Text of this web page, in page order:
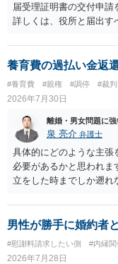
届受理証明書の交付申請
詳しくは、役所と届出す
養育費の過払い金返
#養育費 #親権 #調停 #裁判
2026年7月30日
離婚・男女問題に
泉 亮介 弁護士
具体的にどのような主張
必要があるかと思われま
立をした時までしか遡
養育費に関するやりとり
あるでしょう。 公開相
男性が勝手に婚約者
#慰謝料請求したい側 #内縁
2026年7月28日